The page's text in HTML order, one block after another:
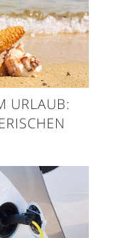
URLAUB: